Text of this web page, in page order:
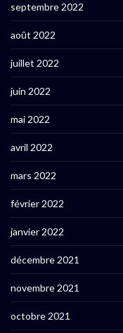
septembre 2022
août 2022
juillet 2022
juin 2022
mai 2022
avril 2022
mars 2022
février 2022
janvier 2022
décembre 2021
novembre 2021
octobre 2021